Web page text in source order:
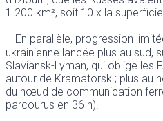
1 200 km², soit 10 x la
– En parallèle, progression
ukrainienne lancée plus au sud,
Slaviansk-Lyman, qui oblige les
autour de Kramatorsk ; plus au
du nœud de communication
parcourus en 36 h).